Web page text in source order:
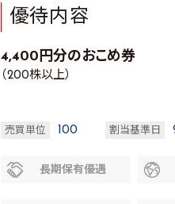
優待内容
4,400円分のおこめ券
（200株以上）
売買単位 100 割当基準日
長期保有優遇